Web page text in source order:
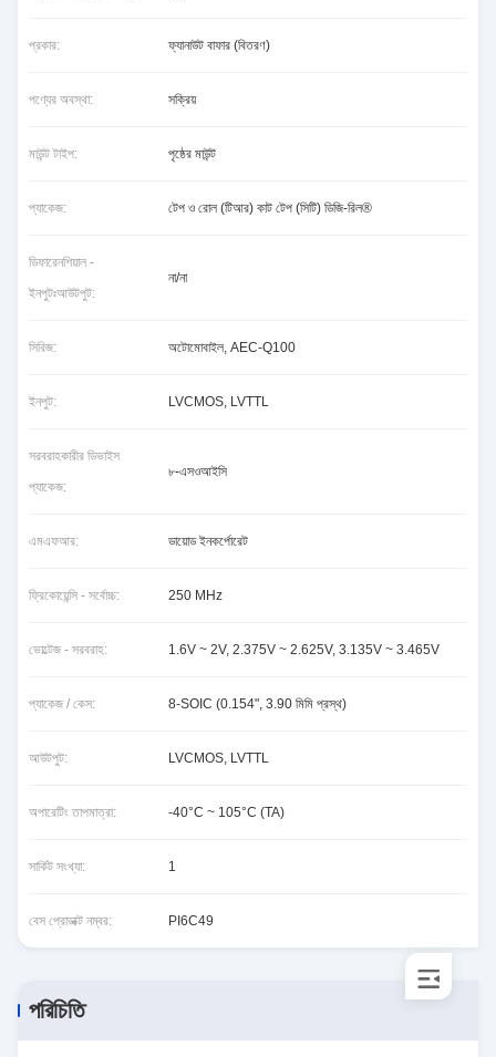
প্রকার: ফ্যানাউট বাফার (বিতরণ)
পণ্যের অবস্থা: সক্রিয়
মাউন্ট টাইপ: পৃষ্ঠের মাউন্ট
প্যাকেজ: টেপ ও রোল (টিআর) কাট টেপ (সিটি) ডিজি-রিল®
ডিফারেনশিয়াল -
ইনপুটঃআউটপুট:
না/না
সিরিজ: অটোমোবাইল, AEC-Q100
ইনপুট: LVCMOS, LVTTL
সরবরাহকারীর ডিভাইস
প্যাকেজ:
৮-এসওআইসি
এমএফআর: ডায়োড ইনকর্পোরেট
ফ্রিকোয়েন্সি - সর্বোচ্চ: 250 MHz
ভোল্টেজ - সরবরাহ: 1.6V ~ 2V, 2.375V ~ 2.625V, 3.135V ~ 3.465V
প্যাকেজ / কেস: 8-SOIC (0.154", 3.90 মিমি প্রস্থ)
আউটপুট: LVCMOS, LVTTL
অপারেটিং তাপমাত্রা: -40°C ~ 105°C (TA)
সার্কিট সংখ্যা: 1
বেস প্রোডাক্ট নম্বর: PI6C49
পরিচিতি